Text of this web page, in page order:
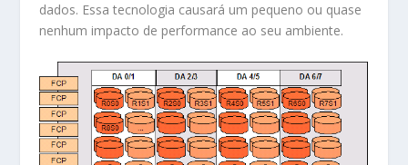
dados. Essa tecnologia causará um pequeno ou quase
nenhum impacto de performance ao seu ambiente.